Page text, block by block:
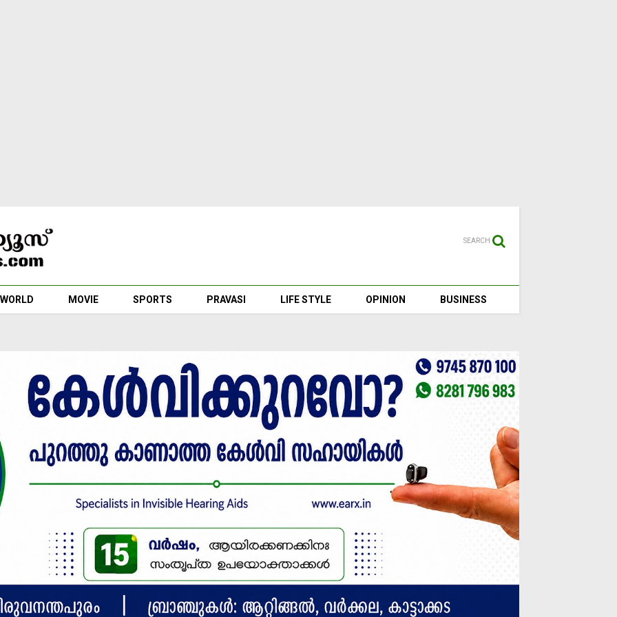
SEARCH
WORLD MOVIE SPORTS PRAVASI LIFE STYLE OPINION BUSINESS